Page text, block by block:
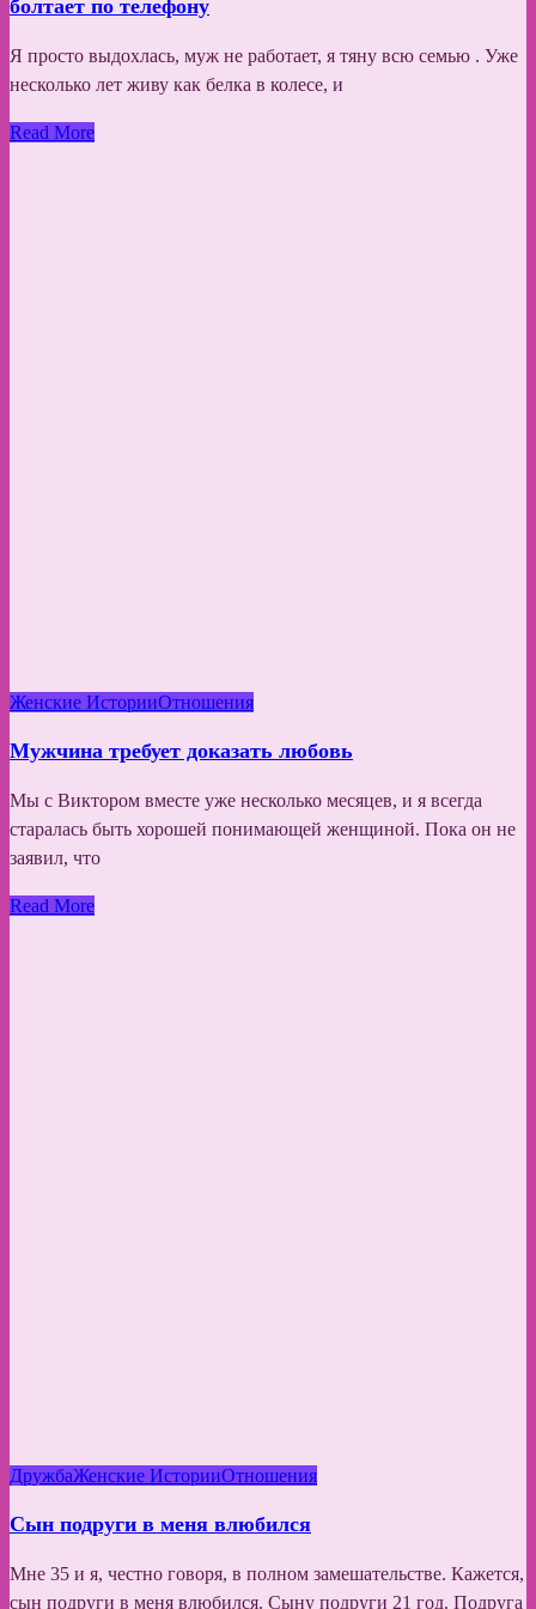
болтает по телефону
Я просто выдохлась, муж не работает, я тяну всю семью . Уже
несколько лет живу как белка в колесе, и
Read More
Женские ИсторииОтношения
Мужчина требует доказать любовь
Мы с Виктором вместе уже несколько месяцев, и я всегда
старалась быть хорошей понимающей женщиной. Пока он не
заявил, что
Read More
ДружбаЖенские ИсторииОтношения
Сын подруги в меня влюбился
Мне 35 и я, честно говоря, в полном замешательстве. Кажется,
сын подруги в меня влюбился. Сыну подруги 21 год. Подруга